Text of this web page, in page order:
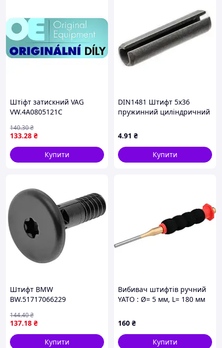
Штіфт затискний VAG
VW.4A0805121C
133.28 ₴
140.30₴
Купити
DIN1481 Штифт 5х36
пружинний циліндричний
покриття
4.91 ₴
Купити
Штифт BMW
BW.51717066229
137.18 ₴
144.40₴
Купити
Вибивач штифтів ручний
YATO : Ø= 5 мм, L= 180 мм
160 ₴
Купити